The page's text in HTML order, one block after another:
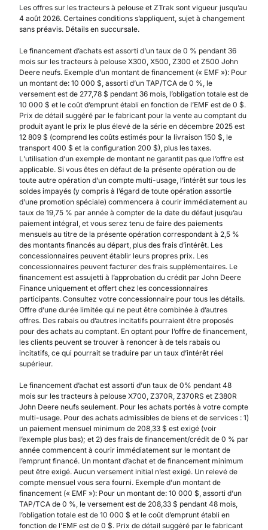
Les offres sur les tracteurs à pelouse et ZTrak sont vigueur jusqu’au
4 août 2026. Certaines conditions s’appliquent, sujet à changement
sans préavis. Détails en succursale.
Le financement d’achats est assorti d’un taux de 0 % pendant 36
mois sur les tracteurs à pelouse X300, X500, Z300 et Z500 John
Deere neufs. Exemple d’un montant de financement (« EMF »): Pour
un montant de: 10 000 $, assorti d’un TAP/TCA de 0 %, le
versement est de 277,78 $ pendant 36 mois, l’obligation totale est de
10 000 $ et le coût d’emprunt établi en fonction de l’EMF est de 0 $.
Prix de détail suggéré par le fabricant pour la vente au comptant du
produit ayant le prix le plus élevé de la série en décembre 2025 est
12 809 $ (comprend les coûts estimés pour la livraison 150 $, le
transport 400 $ et la configuration 200 $), plus les taxes.
L’utilisation d’un exemple de montant ne garantit pas que l’offre est
applicable. Si vous êtes en défaut de la présente opération ou de
toute autre opération d’un compte multi-usage, l’intérêt sur tous les
soldes impayés (y compris à l’égard de toute opération assortie
d’une promotion spéciale) commencera à courir immédiatement au
taux de 19,75 % par année à compter de la date du défaut jusqu’au
paiement intégral, et vous serez tenu de faire des paiements
mensuels au titre de la présente opération correspondant à 2,5 %
des montants financés au départ, plus des frais d’intérêt. Les
concessionnaires peuvent établir leurs propres prix. Les
concessionnaires peuvent facturer des frais supplémentaires. Le
financement est assujetti à l’approbation du crédit par John Deere
Finance uniquement et offert chez les concessionnaires
participants. Consultez votre concessionnaire pour tous les détails.
Offre d’une durée limitée qui ne peut être combinée à d’autres
offres. Des rabais ou d’autres incitatifs pourraient être proposés
pour des achats au comptant. En optant pour l’offre de financement,
les clients peuvent se trouver à renoncer à de tels rabais ou
incitatifs, ce qui pourrait se traduire par un taux d’intérêt réel
supérieur.
Le financement d’achat est assorti d’un taux de 0% pendant 48
mois sur les tracteurs à pelouse X700, Z370R, Z370RS et Z380R
John Deere neufs seulement. Pour les achats portés à votre compte
multi-usage. Pour des achats admissibles de biens et de services : 1)
un paiement mensuel minimum de 208,33 $ est exigé (voir
l’exemple plus bas); et 2) des frais de financement/crédit de 0 % par
année commencent à courir immédiatement sur le montant de
l’emprunt financé. Un montant d’achat et de financement minimum
peut être exigé. Aucun versement initial n’est exigé. Un relevé de
compte mensuel vous sera fourni. Exemple d’un montant de
financement (« EMF »): Pour un montant de: 10 000 $, assorti d’un
TAP/TCA de 0 %, le versement est de 208,33 $ pendant 48 mois,
l’obligation totale est de 10 000 $ et le coût d’emprunt établi en
fonction de l’EMF est de 0 $. Prix de détail suggéré par le fabricant